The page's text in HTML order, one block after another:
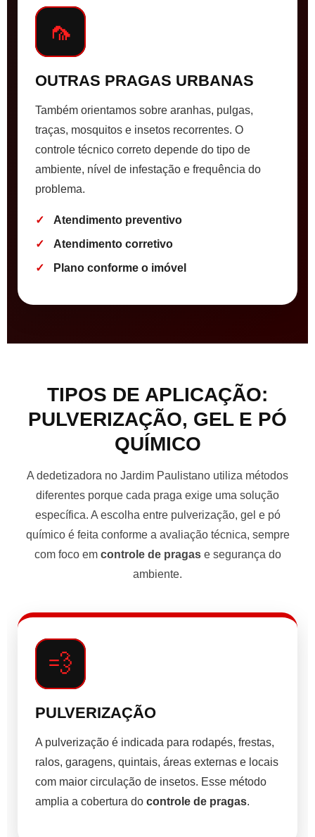
🦟
OUTRAS PRAGAS URBANAS
Também orientamos sobre aranhas, pulgas,
traças, mosquitos e insetos recorrentes. O
controle técnico correto depende do tipo de
ambiente, nível de infestação e frequência do
problema.
Atendimento preventivo
Atendimento corretivo
Plano conforme o imóvel
TIPOS DE APLICAÇÃO:
PULVERIZAÇÃO, GEL E PÓ
QUÍMICO
A dedetizadora no Jardim Paulistano utiliza métodos
diferentes porque cada praga exige uma solução
específica. A escolha entre pulverização, gel e pó
químico é feita conforme a avaliação técnica, sempre
com foco em controle de pragase segurança do
ambiente.
💨
PULVERIZAÇÃO
A pulverização é indicada para rodapés, frestas,
ralos, garagens, quintais, áreas externas e locais
com maior circulação de insetos. Esse método
amplia a cobertura do controle de pragas.